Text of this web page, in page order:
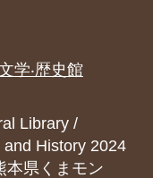
学‧歴史館
Library /
History 2024
県くまモン